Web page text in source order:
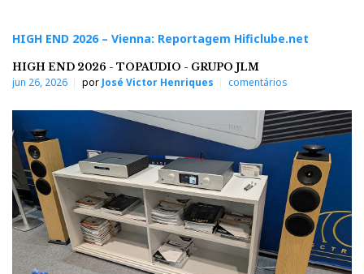
HIGH END 2026 – Vienna: Reportagem Hificlube.net
HIGH END 2026 - TOPAUDIO - GRUPO JLM
jun 26, 2026 por José Victor Henriques comentários